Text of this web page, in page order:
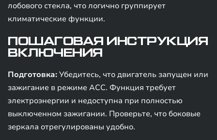
лобового стекла, что логично группирует
климатические функции.
ПОШАГОВАЯ ИНСТРУКЦИЯ
ВКЛЮЧЕНИЯ
Подготовка:Убедитесь, что двигатель запущен или
зажигание в режиме ACC. Функция требует
электроэнергии и недоступна при полностью
выключенном зажигании. Проверьте, что боковые
зеркала отрегулированы удобно.